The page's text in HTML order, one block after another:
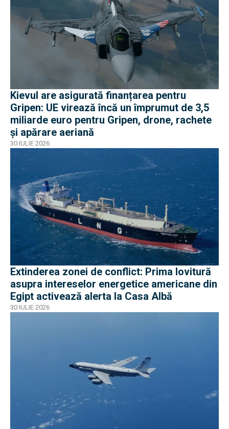
Kievul are asigurată finanțarea pentru
Gripen: UE virează încă un împrumut de 3,5
miliarde euro pentru Gripen, drone, rachete
și apărare aeriană
30 IULIE 2026
Extinderea zonei de conflict: Prima lovitură
asupra intereselor energetice americane din
Egipt activează alerta la Casa Albă
30 IULIE 2026